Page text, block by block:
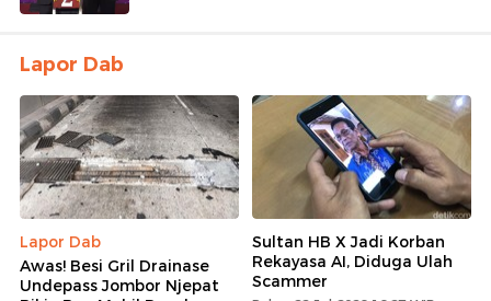
Lapor Dab
Lapor Dab
Awas! Besi Gril Drainase
Undepass Jombor Njepat
Sultan HB X Jadi Korban
Rekayasa AI, Diduga Ulah
Scammer